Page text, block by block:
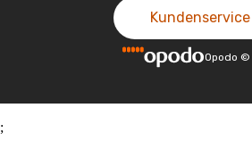
Kundenservice
Opodo ©
;